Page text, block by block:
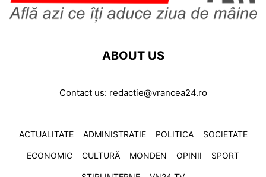
ABOUT US
Contact us: redactie@vrancea24.ro
ACTUALITATE ADMINISTRATIE POLITICA SOCIETATE
ECONOMIC CULTURĂ MONDEN OPINII SPORT